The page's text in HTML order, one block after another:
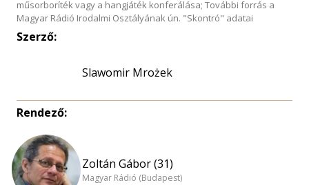
műsorboríték vagy a hangjáték konferálása; További forrás a
Magyar Rádió Irodalmi Osztályának ún. "Skontró" adatai
Szerző:
Slawomir Mrożek
Rendező:
Zoltán Gábor (31)
Magyar Rádió (Budapest)